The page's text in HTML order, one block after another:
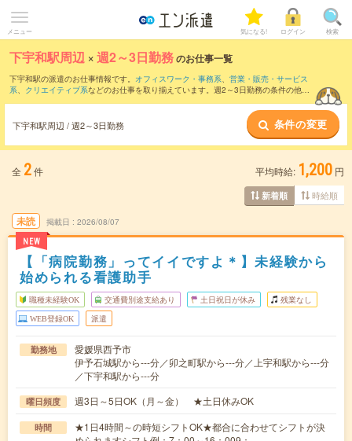
メニュー 気になる! ログイン 検索
下宇和駅周辺 ×週2～3日勤務のお仕事一覧
下宇和駅の派遣のお仕事情報です。 オフィスワーク・事務系、 営業・販売・サービス
系、 クリエイティブ系などのお仕事を取り揃えています。週2～3日勤務の条件の他
下宇和駅周辺 / 週2～3日勤務 条件の変更
全 2件 平均時給: 1,200 円
新着順 時給順
未読
NEW
掲載日 2026/08/07
【「病院勤務」ってイイですよ＊】未経験から
始められる看護助手
職種未経験OK 交通費別途支給あり 土日祝日が休み 残業なし
WEB登録OK 派遣
勤務地
愛媛県西予市
伊予石城駅から---分／卯之町駅から---分／上宇和駅から---分
／下宇和駅から---分
曜日頻度 週3日～5日OK（月～金） ★土日休みOK
時間
★1日4時間～の時短シフトOK★都合に合わせてシフトが決